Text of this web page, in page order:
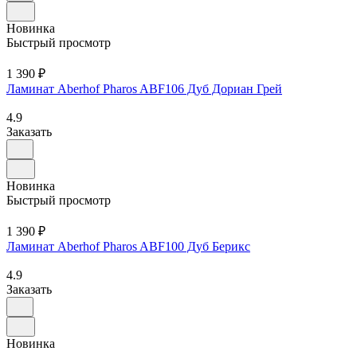
Новинка
Быстрый просмотр
1 390 ₽
Ламинат Aberhof Pharos ABF106 Дуб Дориан Грей
4.9
Заказать
Новинка
Быстрый просмотр
1 390 ₽
Ламинат Aberhof Pharos ABF100 Дуб Берикс
4.9
Заказать
Новинка